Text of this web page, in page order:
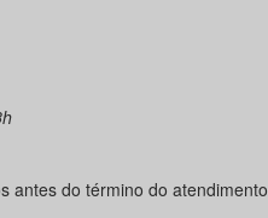
antes do término do atendimento